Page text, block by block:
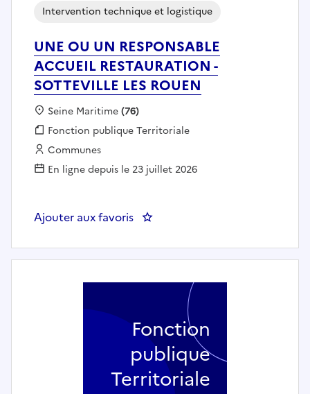
UNE OU UN RESPONSABLE
ACCUEIL RESTAURATION -
SOTTEVILLE LES ROUEN
Intervention technique et logistique
Localisation :
Seine Maritime(76)
Fonction publique :
Fonction publique Territoriale
Employeur :
Communes
En ligne depuis le 23 juillet 2026
Ajouter aux favoris : UNE OU UN RESPONSABLE
Fonction
publique
Territoriale